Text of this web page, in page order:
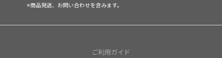
※商品発送、お問い合わせを含みます。
ご利用ガイド